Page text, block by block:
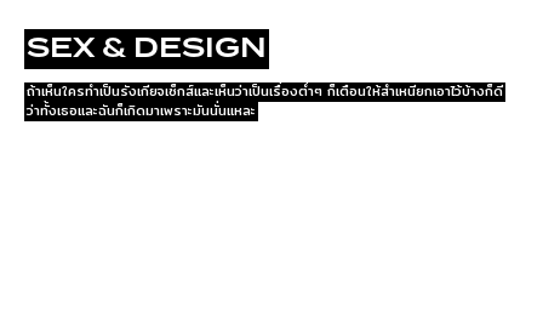
SEX & DESIGN
ถ้าเห็นใครทำเป็นรังเกียจเซ็กส์และเห็นว่าเป็นเรื่องต่ำๆ ก็เตือนให้สำเหนียกเอาไว้บ้างก็ดี
ว่าทั้งเธอและฉันก็เกิดมาเพราะมันนั่นแหละ